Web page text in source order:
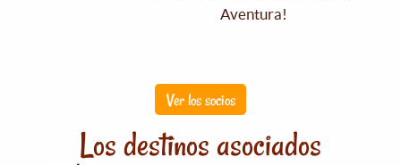
Aventura!
Ver los socios
Los destinos asociados